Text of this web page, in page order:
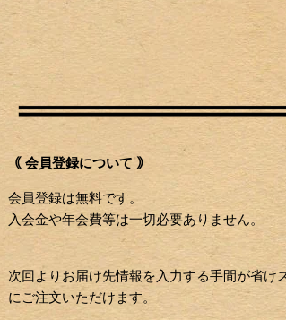
｟ 会員登録について ｠
会員登録は無料です。
入会金や年会費等は一切必要ありません。
次回よりお届け先情報を入力する手間が省け
にご注文いただけます。